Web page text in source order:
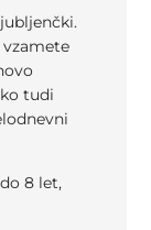
tudi
8 let,